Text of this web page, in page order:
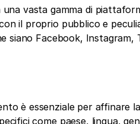
vasta gamma di
il proprio pubblico e
siano Facebook, Instagram,
è essenziale per affinare
come paese, lingua,